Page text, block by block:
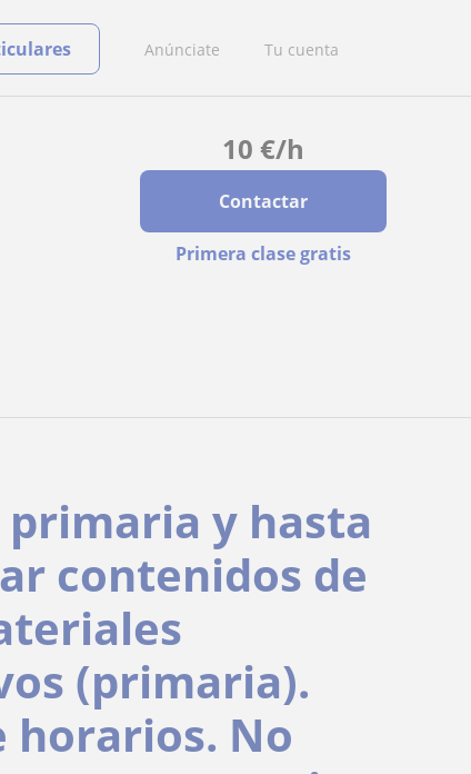
Anúnciate Tu cuenta
10 €/h
Contactar
Primera clase gratis
y hasta
contenidos de
(primaria).
horarios. No